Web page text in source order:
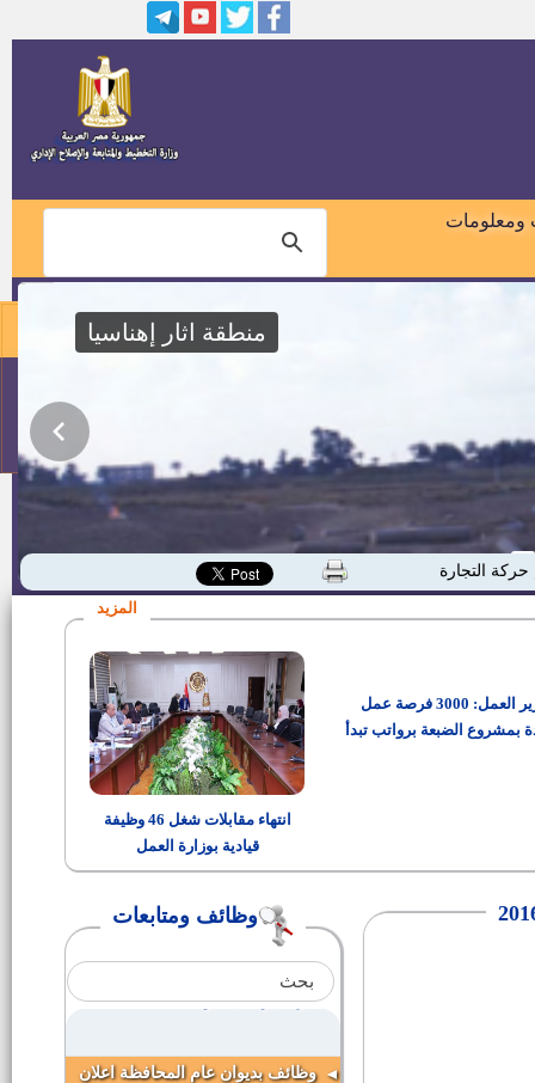
01018460099
ومعلومات
منطقة اثار إهناسيا
التجارة
المزيد
وزير العمل: 3000 فرصة عمل
بمشروع الضبعة برواتب تبدأ
انتهاء مقابلات شغل 46 وظيفة
قيادية بوزارة العمل
وظائف ومتابعات
كشوف بأسماء السادة المرشحين
للتعيين بالجهات الإدارية لاستكمال
وظائف خالية بشركة لمعالجة مياه
مطلوب معاونيين بالجهاز المركزي
وظائف بالشركة القابضة لمياه
للمطارات
إعلان اجراء الامتحان التحريري
للمتقدمين لوظيفة كاتب رابع
بالمسابقة رقم ا لسنة 2015
فرص عمل بالقوات المسلحة
اطباء بشريين بوحدات ومراكزصحة
الاسرة
مندوب مساعد بمجلس الدولة
لسنة 2016"
فتح باب التقدم لأداء خطبة الجمعة
بنظام المكافاة
مرشدين سياحين
وظائف بديوان عام المحافظة اعلان